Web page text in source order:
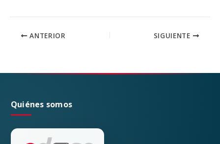
ANTERIOR SIGUIENTE
Quiénes somos